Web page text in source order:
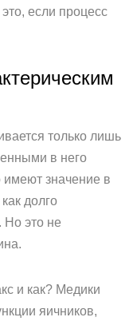
если процесс
только лишь
в него
имеют значение в
долго
Но это не
и как? Медики
яичников,